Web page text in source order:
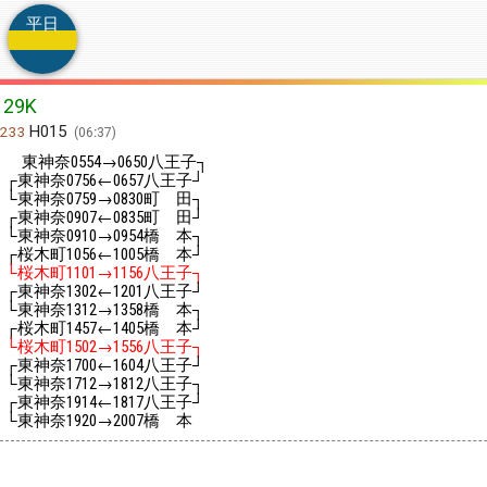
平日
29K
233 H015 06:37
東神奈0554→0650八王子┐
┌東神奈0756←0657八王子┘
└東神奈0759→0830町 田┐
┌東神奈0907←0835町 田┘
└東神奈0910→0954橋 本┐
┌桜木町1056←1005橋 本┘
└桜木町1101 →1156八王子┐
┌東神奈1302←1201 八王子┘
└東神奈1312→1358橋 本┐
┌桜木町1457←1405橋 本┘
└桜木町1502→1556八王子┐
┌東神奈1700←1604八王子┘
└東神奈1712→1812八王子┐
┌東神奈1914←1817八王子┘
└東神奈1920→2007橋 本